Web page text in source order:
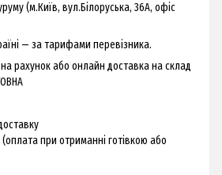
(м.Київ, вул.Білоруська, 36А, офіс
— за тарифами перевізника.
рахунок або онлайн доставка на склад
при отриманні готівкою або